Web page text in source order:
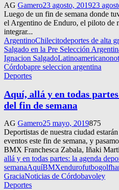
AG Gamero23 agosto, 201923
Luego de un fin de semana donde
el Argentino de Enduro, el piloto de
integrar...
ArgentinoChilecitodeportes de alta
Salgado en la Pre Selección
Ignacion SalgadoLatinoamericano
Córdobapre seleccion argentina
Deportes
Aquí, allá y en todas
del fin de semana
AG Gamero25 mayo, 2019875
Deportistas de nuestra ciudad
eventos este fin de semana, y
BMX Franchesca Zabala, Iñaki
allá y en todas partes: la agenda
semanaAquíBMXendurofutbogolf
GraciaNoticias de Córdobavoley
Deportes